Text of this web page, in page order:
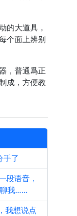
的大道具，
个面上辨别
，普通爲正
成，方便教
手了
段语音，
聊我……
我想说点